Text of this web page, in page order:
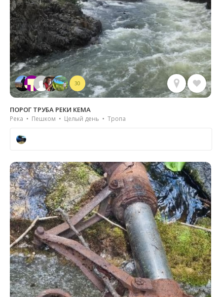
30
ПОРОГ ТРУБА РЕКИ КЕМА
Река • Пешком • Целый день • Тропа